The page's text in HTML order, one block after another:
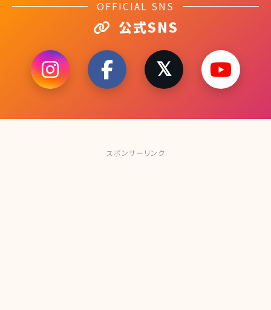
OFFICIAL SNS
公式SNS
スポンサーリンク